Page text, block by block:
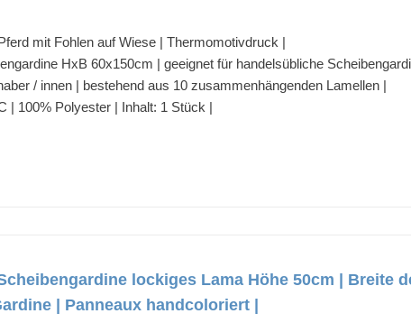
mit Fohlen auf Wiese | Thermomotivdruck |
HxB 60x150cm | geeignet für handelsübliche
/ innen | bestehend aus 10 zusammenhängenden Lamellen |
| 100% Polyester | Inhalt: 1 Stück |
lockiges Lama Höhe 50cm | Breite
| Panneaux handcoloriert |